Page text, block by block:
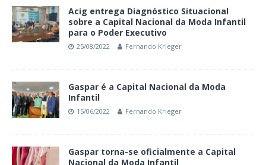
Acig entrega Diagnóstico Situacional
sobre a Capital Nacional da Moda Infantil
para o Poder Executivo
25/08/2022 Fernando Krieger
Gaspar é a Capital Nacional da Moda
Infantil
15/06/2022 Fernando Krieger
Gaspar torna-se oficialmente a Capital
Nacional da Moda Infantil